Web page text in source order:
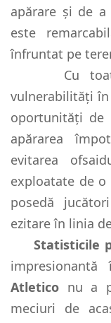
apărare și de a
este
înfruntat pe
Cu toate
vulnerabilități în
oportunități de
apărarea
evitarea
exploatate de o
posedă
ezitare în linia
Statisticile
impresionantă
Atletico nu a
meciuri de